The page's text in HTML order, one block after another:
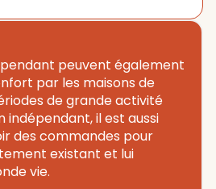
peuvent également
par les maisons de
de grande activité
indépendant, il est aussi
des commandes pour
existant et lui
vie.